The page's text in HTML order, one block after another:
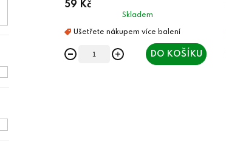
ů
k
ů
59 Kč
Skladem
DO KOŠÍKU